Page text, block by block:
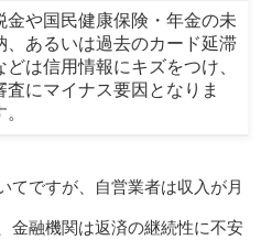
金や国民健康保険・年金の未
、あるいは過去のカード延滞
どは信用情報にキズをつけ、
査にマイナス要因となりま
。
てですが、自営業者は収入が月
金融機関は返済の継続性に不安